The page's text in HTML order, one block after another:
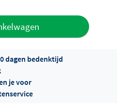
dagen bedenktijd
je voor